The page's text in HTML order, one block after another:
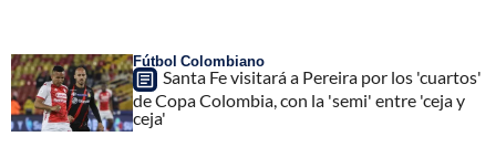
Fútbol Colombiano
Santa Fe visitará a Pereira por los 'cuartos'
de Copa Colombia, con la 'semi' entre 'ceja y
ceja'